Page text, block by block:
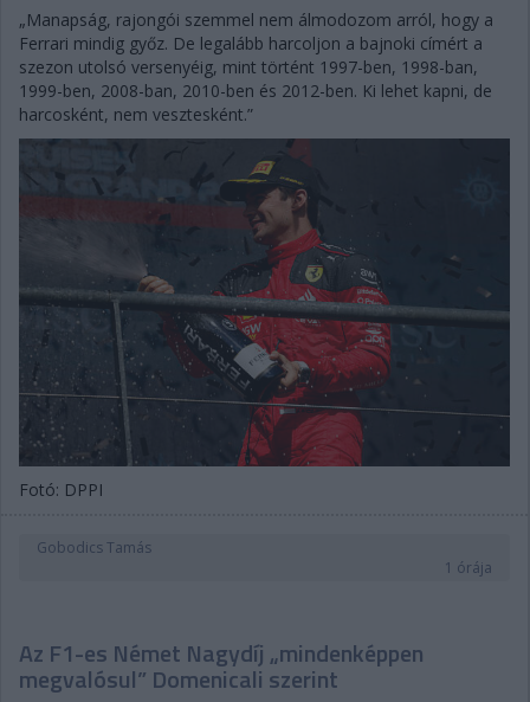
„Manapság, rajongói szemmel nem álmodozom arról, hogy a
Ferrari mindig győz. De legalább harcoljon a bajnoki címért a
szezon utolsó versenyéig, mint történt 1997-ben, 1998-ban,
1999-ben, 2008-ban, 2010-ben és 2012-ben. Ki lehet kapni, de
harcosként, nem vesztesként.”
Fotó: DPPI
Gobodics Tamás
1 órája
Az F1-es Német Nagydíj „mindenképpen
megvalósul” Domenicali szerint